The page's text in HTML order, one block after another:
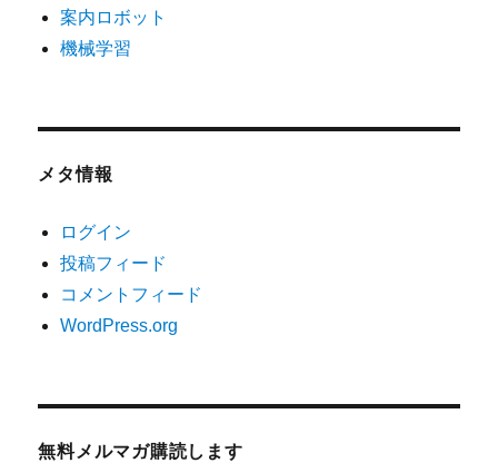
案内ロボット
機械学習
メタ情報
ログイン
投稿フィード
コメントフィード
WordPress.org
無料メルマガ購読します